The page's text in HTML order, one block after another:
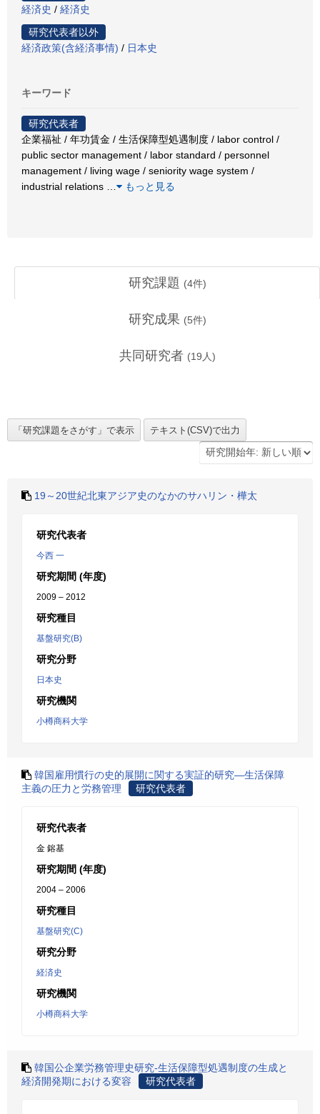
経済史 / 経済史
研究代表者以外
経済政策(含経済事情) / 日本史
キーワード
研究代表者
企業福祉 / 年功賃金 / 生活保障型処遇制度 / labor control /
public sector management / labor standard / personnel
management / living wage / seniority wage system /
industrial relations
もっと見る
研究課題 (4件)
研究成果 (5件)
共同研究者 (19 人)
19～20世紀北東アジア史のなかのサハリン・樺太
研究代表者
今西 一
研究期間 (年度)
2009 – 2012
研究種目
基盤研究(B)
研究分野
日本史
研究機関
小樽商科大学
韓国雇用慣行の史的展開に関する実証的研究―生活保障
主義の圧力と労務管理
研究代表者
研究代表者
金 鎔基
研究期間 (年度)
2004 – 2006
研究種目
基盤研究(C)
研究分野
経済史
研究機関
小樽商科大学
韓国公企業労務管理史研究-生活保障型処遇制度の生成と
経済開発期における変容
研究代表者